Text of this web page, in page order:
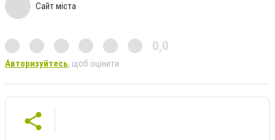
Сайт міста
0,0
Авторизуйтесь, щоб оцінити